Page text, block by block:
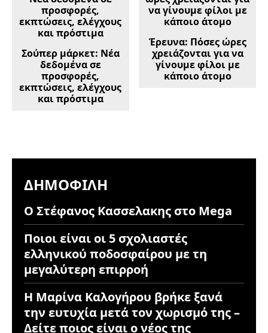
Σούπερ μάρκετ: Νέα
δεδομένα σε
προσφορές,
εκπτώσεις, ελέγχους
και πρόστιμα
Έρευνα: Πόσες ώρες
χρειάζονται για να
γίνουμε φίλοι με
κάποιο άτομο
ΔΗΜΟΦΙΛΉ
Ο Στέφανος Κασσελακης στο Mega
Ποιοι είναι οι 5 σχολιαστές
ελληνικού ποδοσφαίρου με τη
μεγαλύτερη επιρροή
Η Μαρίνα Καλογήρου βρήκε ξανά
την ευτυχία μετά τον χωρισμό της –
Δείτε ποιος είναι ο νέος της